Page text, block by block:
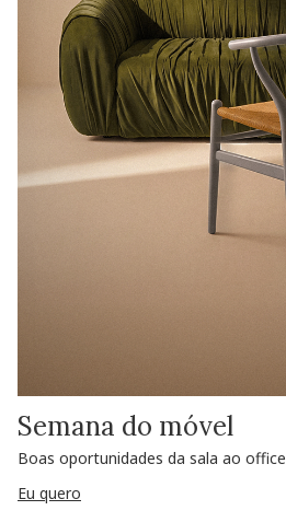
Semana do móvel
Boas oportunidades da sala ao office
Eu quero